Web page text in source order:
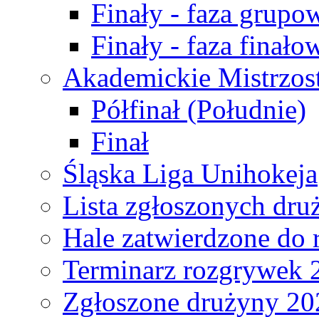
Finały - faza
Finały - faza
Akademickie
Półfinał (Południe)
Finał
Śląska Liga Unihokeja
Lista zgłoszonych
Hale zatwierdzone do
Terminarz rozgrywek
Zgłoszone drużyny